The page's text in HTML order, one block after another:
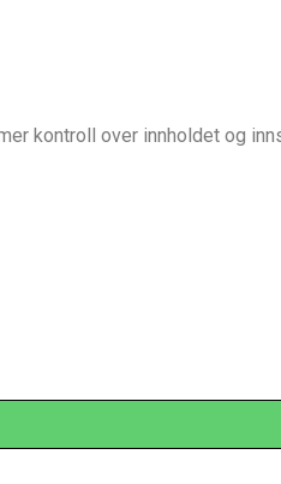
kontroll over innholdet og